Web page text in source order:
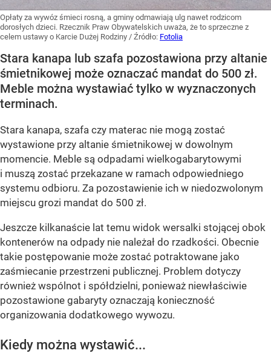
Opłaty za wywóz śmieci rosną, a gminy odmawiają ulg nawet rodzicom
dorosłych dzieci. Rzecznik Praw Obywatelskich uważa, że to sprzeczne z
celem ustawy o Karcie Dużej Rodziny / Źródło: Fotolia
Stara kanapa lub szafa pozostawiona przy altanie
śmietnikowej może oznaczać mandat do 500 zł.
Meble można wystawiać tylko w wyznaczonych
terminach.
Stara kanapa, szafa czy materac nie mogą zostać
wystawione przy altanie śmietnikowej w dowolnym
momencie. Meble są odpadami wielkogabarytowymi
i muszą zostać przekazane w ramach odpowiedniego
systemu odbioru. Za pozostawienie ich w niedozwolonym
miejscu grozi mandat do 500 zł.
Jeszcze kilkanaście lat temu widok wersalki stojącej obok
kontenerów na odpady nie należał do rzadkości. Obecnie
takie postępowanie może zostać potraktowane jako
zaśmiecanie przestrzeni publicznej. Problem dotyczy
również wspólnot i spółdzielni, ponieważ niewłaściwie
pozostawione gabaryty oznaczają konieczność
organizowania dodatkowego wywozu.
Kiedy można wystawić...